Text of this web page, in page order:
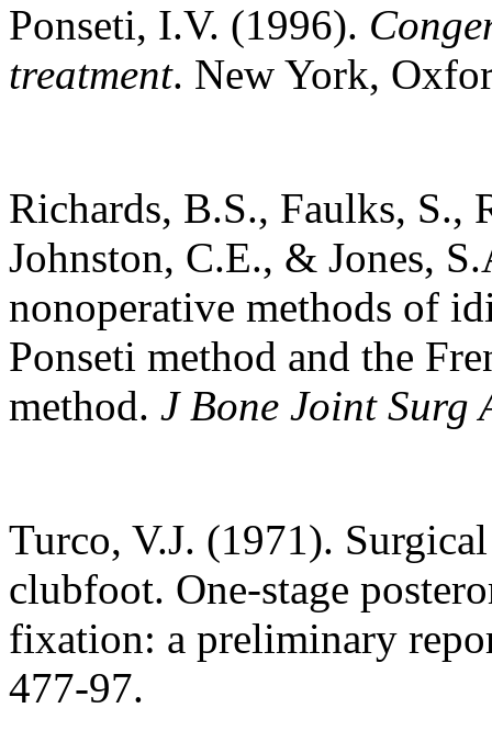
Ponseti, I.V. (1996).
treatment. New York,
Richards, B.S., Faulks,
Johnston, C.E., & Jones,
nonoperative methods of
Ponseti method and the
method. J Bone Joint Surg
Turco, V.J. (1971).
clubfoot. One-stage
fixation: a preliminary
477-97.